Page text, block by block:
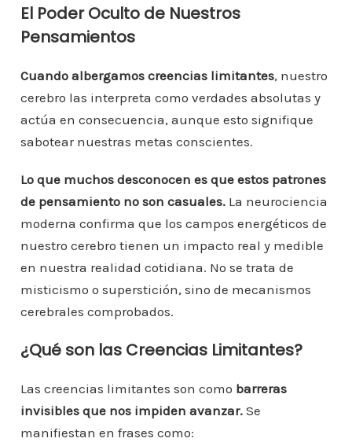
El Poder Oculto de Nuestros
Pensamientos
Cuando albergamos creencias limitantes, nuestro
cerebro las interpreta como verdades absolutas y
actúa en consecuencia, aunque esto signifique
sabotear nuestras metas conscientes.
Lo que muchos desconocen es que estos patrones
de pensamiento no son casuales. La neurociencia
moderna confirma que los campos energéticos de
nuestro cerebro tienen un impacto real y medible
en nuestra realidad cotidiana. No se trata de
misticismo o superstición, sino de mecanismos
cerebrales comprobados.
¿Qué son las Creencias Limitantes?
Las creencias limitantes son como barreras
invisibles que nos impiden avanzar.Se
manifiestan en frases como: